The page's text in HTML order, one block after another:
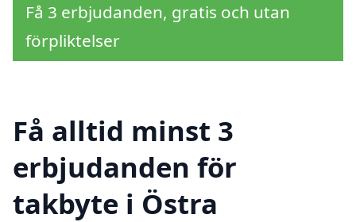
Få 3 erbjudanden, gratis och utan
förpliktelser
Få alltid minst 3
erbjudanden för
takbyte i Östra